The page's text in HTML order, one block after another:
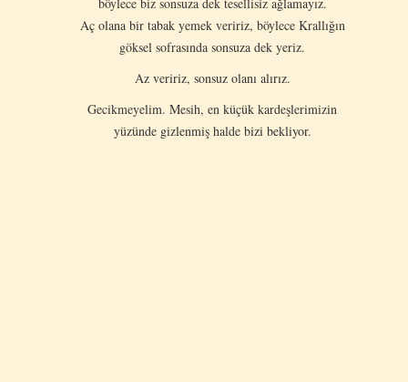
Aç olana bir tabak yemek veririz, böylece Krallığın
göksel sofrasında sonsuza dek yeriz.
Az veririz, sonsuz olanı alırız.
Gecikmeyelim. Mesih, en küçük kardeşlerimizin
yüzünde gizlenmiş halde bizi bekliyor.